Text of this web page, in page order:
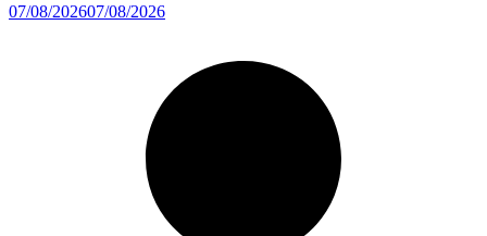
07/08/202607/08/2026